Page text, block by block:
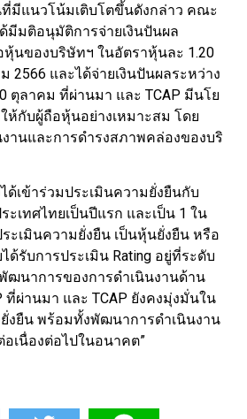
ที่มีแนวโน้มเติบโตขึ้นดังกล่าว คณะ
มีมติอนุมัติการจ่ายเงินปันผล
หุ้นของบริษัทฯ ในอัตราหุ้นละ 1.20
2566 และได้จ่ายเงินปันผลระหว่าง
ตุลาคม ที่ผ่านมา และ TCAP มีนโย
ห้กับผู้ถือหุ้นอย่างเหมาะสม โดย
านและการดำรงสภาพคล่องของบริ
ด้เข้าร่วมประเมินความยั่งยืนกับ
เทศไทยเป็นปีแรก และเป็น 1 ใน
ะเมินความยั่งยืน เป็นหุ้นยั่งยืน หรือ
ได้รับการประเมิน Rating อยู่ที่ระดับ
พัฒนาการของการดำเนินงานด้าน
ที่ผ่านมา และ TCAP ยังคงมุ่งมั่นใน
งยืน พร้อมทั้งพัฒนาการดำเนินงาน
เนื่องต่อไปในอนาคต”